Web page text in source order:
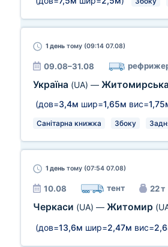
1 день тому (09:14 07.08)
09.08–31.08
Україна (UA) —
(дов=3,4м шир=1,65м вис=
Санітарна книжка Збоку
1 день тому (07:54 07.08)
10.08 тент 22 т
Черкаси (UA) — Житомир
(дов=13,6м шир=2,47м вис=